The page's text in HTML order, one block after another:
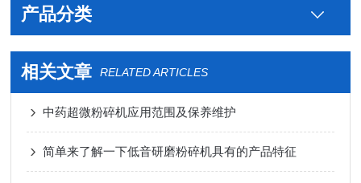
产品分类
相关文章 RELATED ARTICLES
中药超微粉碎机应用范围及保养维护
简单来了解一下低音研磨粉碎机具有的产品特征